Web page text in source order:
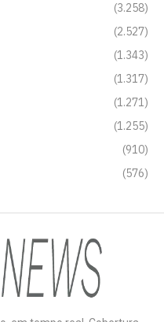
(3.258)
(2.527)
(1.343)
(1.317)
(1.271)
(1.255)
(910)
(576)